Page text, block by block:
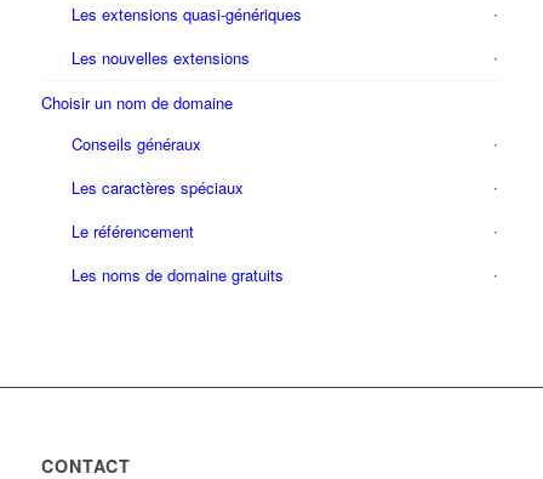
Les extensions quasi-génériques
Les nouvelles extensions
Choisir un nom de domaine
Conseils généraux
Les caractères spéciaux
Le référencement
Les noms de domaine gratuits
CONTACT